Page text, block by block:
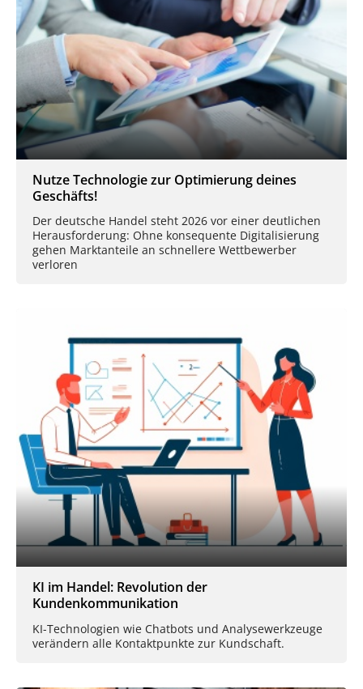
Nutze Technologie zur Optimierung deines
Geschäfts!
Der deutsche Handel steht 2026 vor einer deutlichen
Herausforderung: Ohne konsequente Digitalisierung
gehen Marktanteile an schnellere Wettbewerber
verloren
KI im Handel: Revolution der
Kundenkommunikation
KI-Technologien wie Chatbots und Analysewerkzeuge
verändern alle Kontaktpunkte zur Kundschaft.